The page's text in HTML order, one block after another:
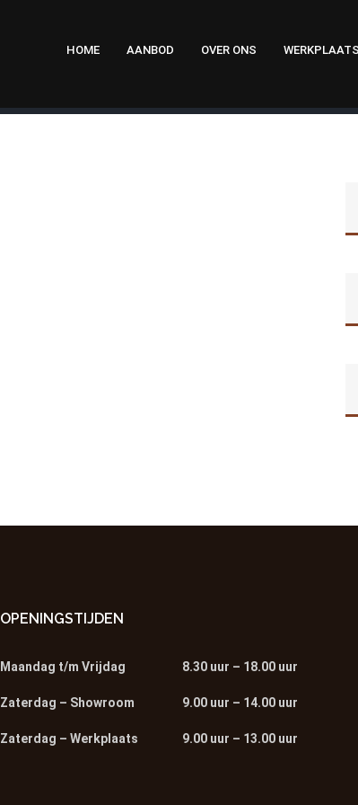
HOME AANBOD OVER ONS WERKPLAATS
OPENINGSTIJDEN
Maandag t/m Vrijdag 8.30 uur – 18.00 uur
Zaterdag – Showroom 9.00 uur – 14.00 uur
Zaterdag – Werkplaats
9.00 uur – 13.00 uur